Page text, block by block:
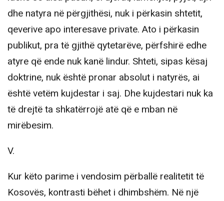
dhe natyra në përgjithësi, nuk i përkasin shtetit,
qeverive apo interesave private. Ato i përkasin
publikut, pra të gjithë qytetarëve, përfshirë edhe
atyre që ende nuk kanë lindur. Shteti, sipas kësaj
doktrine, nuk është pronar absolut i natyrës, ai
është vetëm kujdestar i saj. Dhe kujdestari nuk ka
të drejtë ta shkatërrojë atë që e mban në
mirëbesim.
V.
Kur këto parime i vendosim përballë realitetit të
Kosovës, kontrasti bëhet i dhimbshëm. Në një